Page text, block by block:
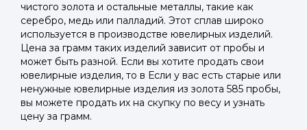
чистого золота и остальные металлы, такие как
серебро, медь или палладий. Этот сплав широко
используется в производстве ювелирных изделий.
Цена за грамм таких изделий зависит от пробы и
может быть разной. Если вы хотите продать свои
ювелирные изделия, то в Если у вас есть старые или
ненужные ювелирные изделия из золота 585 пробы,
вы можете продать их на скупку по весу и узнать
цену за грамм.